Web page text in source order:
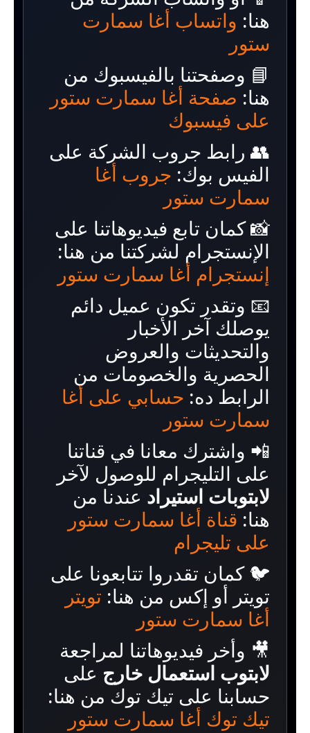
هنا: واتساب أغا سمارت
ستور
📘 وصفحتنا بالفيسبوك من
هنا: صفحة أغا سمارت ستور
على فيسبوك
👥 رابط جروب الشركة على
الفيس بوك: جروب أغا
سمارت ستور
📸 كمان تابع فيديوهاتنا على
الإنستجرام لشركتنا من هنا:
إنستجرام أغا سمارت ستور
📧 وتقدر تكون عميل دائم
يوصلك آخر الأخبار
والتحديثات والعروض
الحصرية والخصومات من
الرابط ده: حسابي على أغا
سمارت ستور
📲 واشترك معانا في قناتنا
على التليجرام للوصول لآخر
لابتوبات استيراد عندنا من
هنا: قناة أغا سمارت ستور
على تليجرام
🐦 كمان تقدروا تتابعونا على
تويتر أو إكس من هنا: تويتر
أغا سمارت ستور
🎥 وأخر فيديوهاتنا لمراجعة
لابتوب استعمال خارج على
حسابنا على تيك توك من هنا:
تيك توك أغا سمارت ستور